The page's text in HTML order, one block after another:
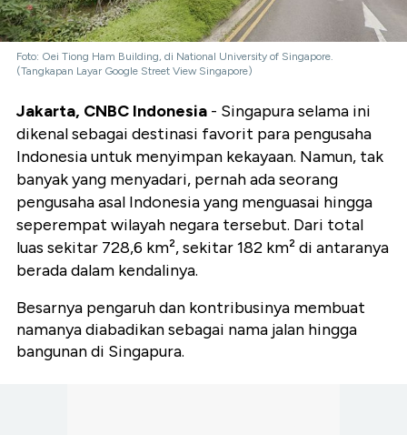
Foto: Oei Tiong Ham Building, di National University of Singapore.
(Tangkapan Layar Google Street View Singapore)
Jakarta, CNBC Indonesia - Singapura selama ini
dikenal sebagai destinasi favorit para pengusaha
Indonesia untuk menyimpan kekayaan. Namun, tak
banyak yang menyadari, pernah ada seorang
pengusaha asal Indonesia yang menguasai hingga
seperempat wilayah negara tersebut. Dari total
luas sekitar 728,6 km², sekitar 182 km² di antaranya
berada dalam kendalinya.
Besarnya pengaruh dan kontribusinya membuat
namanya diabadikan sebagai nama jalan hingga
bangunan di Singapura.